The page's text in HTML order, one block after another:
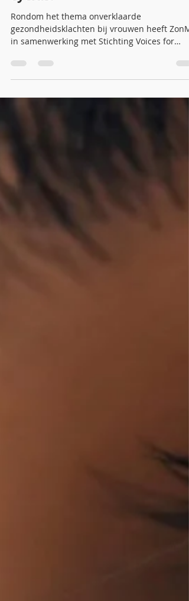
Vrouwen en de hormonale
cyclus.
Rondom het thema onverklaarde
gezondheidsklachten bij vrouwen heeft